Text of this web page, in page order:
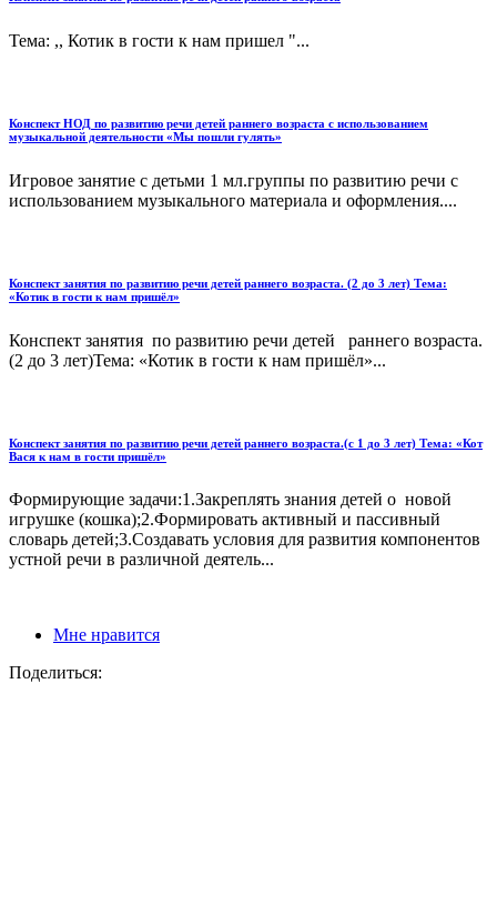
Тема: ,, Котик в гости к нам пришел "...
Конспект НОД по развитию речи детей раннего возраста с использованием
музыкальной деятельности «Мы пошли гулять»
Игровое занятие с детьми 1 мл.группы по развитию речи с
использованием музыкального материала и оформления....
Конспект занятия по развитию речи детей раннего возраста. (2 до 3 лет) Тема:
«Котик в гости к нам пришёл»
Конспект занятия по развитию речи детей раннего возраста.
(2 до 3 лет)Тема: «Котик в гости к нам пришёл»...
Конспект занятия по развитию речи детей раннего возраста.(с 1 до 3 лет) Тема: «Кот
Вася к нам в гости пришёл»
Формирующие задачи:1.Закреплять знания детей о новой
игрушке (кошка);2.Формировать активный и пассивный
словарь детей;3.Создавать условия для развития компонентов
устной речи в различной деятель...
Мне нравится
Поделиться: